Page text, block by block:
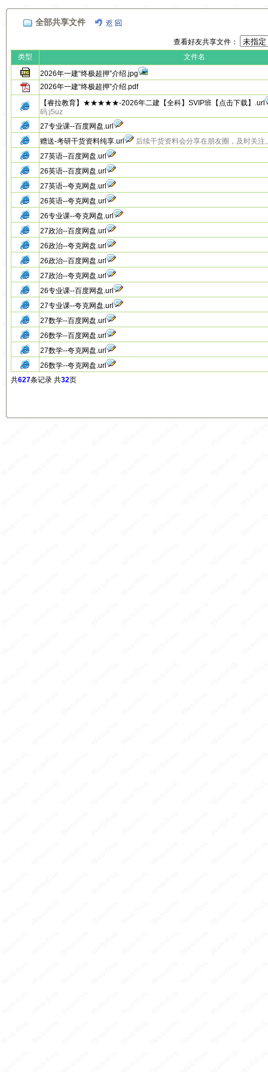
全部共享文件
查看好友共享文件：
类型
文件名
2026年一建“终极超押”介绍.jpg
2026年一建“终极超押”介绍.pdf
【睿拉教育】★★★★★-2026年二建【全科】SVIP班【点击下载】.url
码:j5uz
27专业课--百度网盘.url
赠送-考研干货资料纯享.url
后续干货资料会分享在朋友圈，及时关注
27英语--百度网盘.url
26英语--百度网盘.url
27英语--夸克网盘.url
26英语--夸克网盘.url
26专业课--夸克网盘.url
27政治--百度网盘.url
26政治--夸克网盘.url
26政治--百度网盘.url
27政治--夸克网盘.url
26专业课--百度网盘.url
27专业课--夸克网盘.url
27数学--百度网盘.url
26数学--百度网盘.url
27数学--夸克网盘.url
26数学--夸克网盘.url
共627条记录 共32页